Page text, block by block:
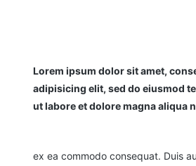
Lorem ipsum dolor sit amet,
adipisicing elit, sed do eiusmod
ut labore et dolore magna aliqua
ex ea commodo consequat. Duis